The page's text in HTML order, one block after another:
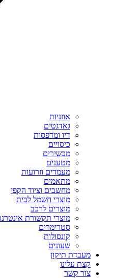
אוזניות
גאדגטים
דיו ומדפסות
כיסויים
מכשירים
מטענים
מעמדים וזרועות
מתאמים
מחשבים וציוד הקפי
מוצרי חשמל לבית
מוצרים לרכב
מוצרי תקשורת אינטרנט
סטרימרים
קונסולות
שעונים
מעבדת תיקון
קצת עלינו
צור קשר